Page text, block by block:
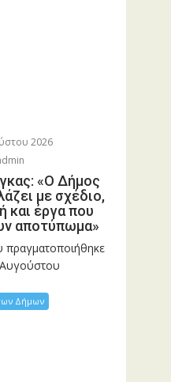
2026
«Ο Δήμος
με σχέδιο,
και έργα που
αποτύπωμα»
πραγματοποιήθηκε
Αυγούστου
Δήμων